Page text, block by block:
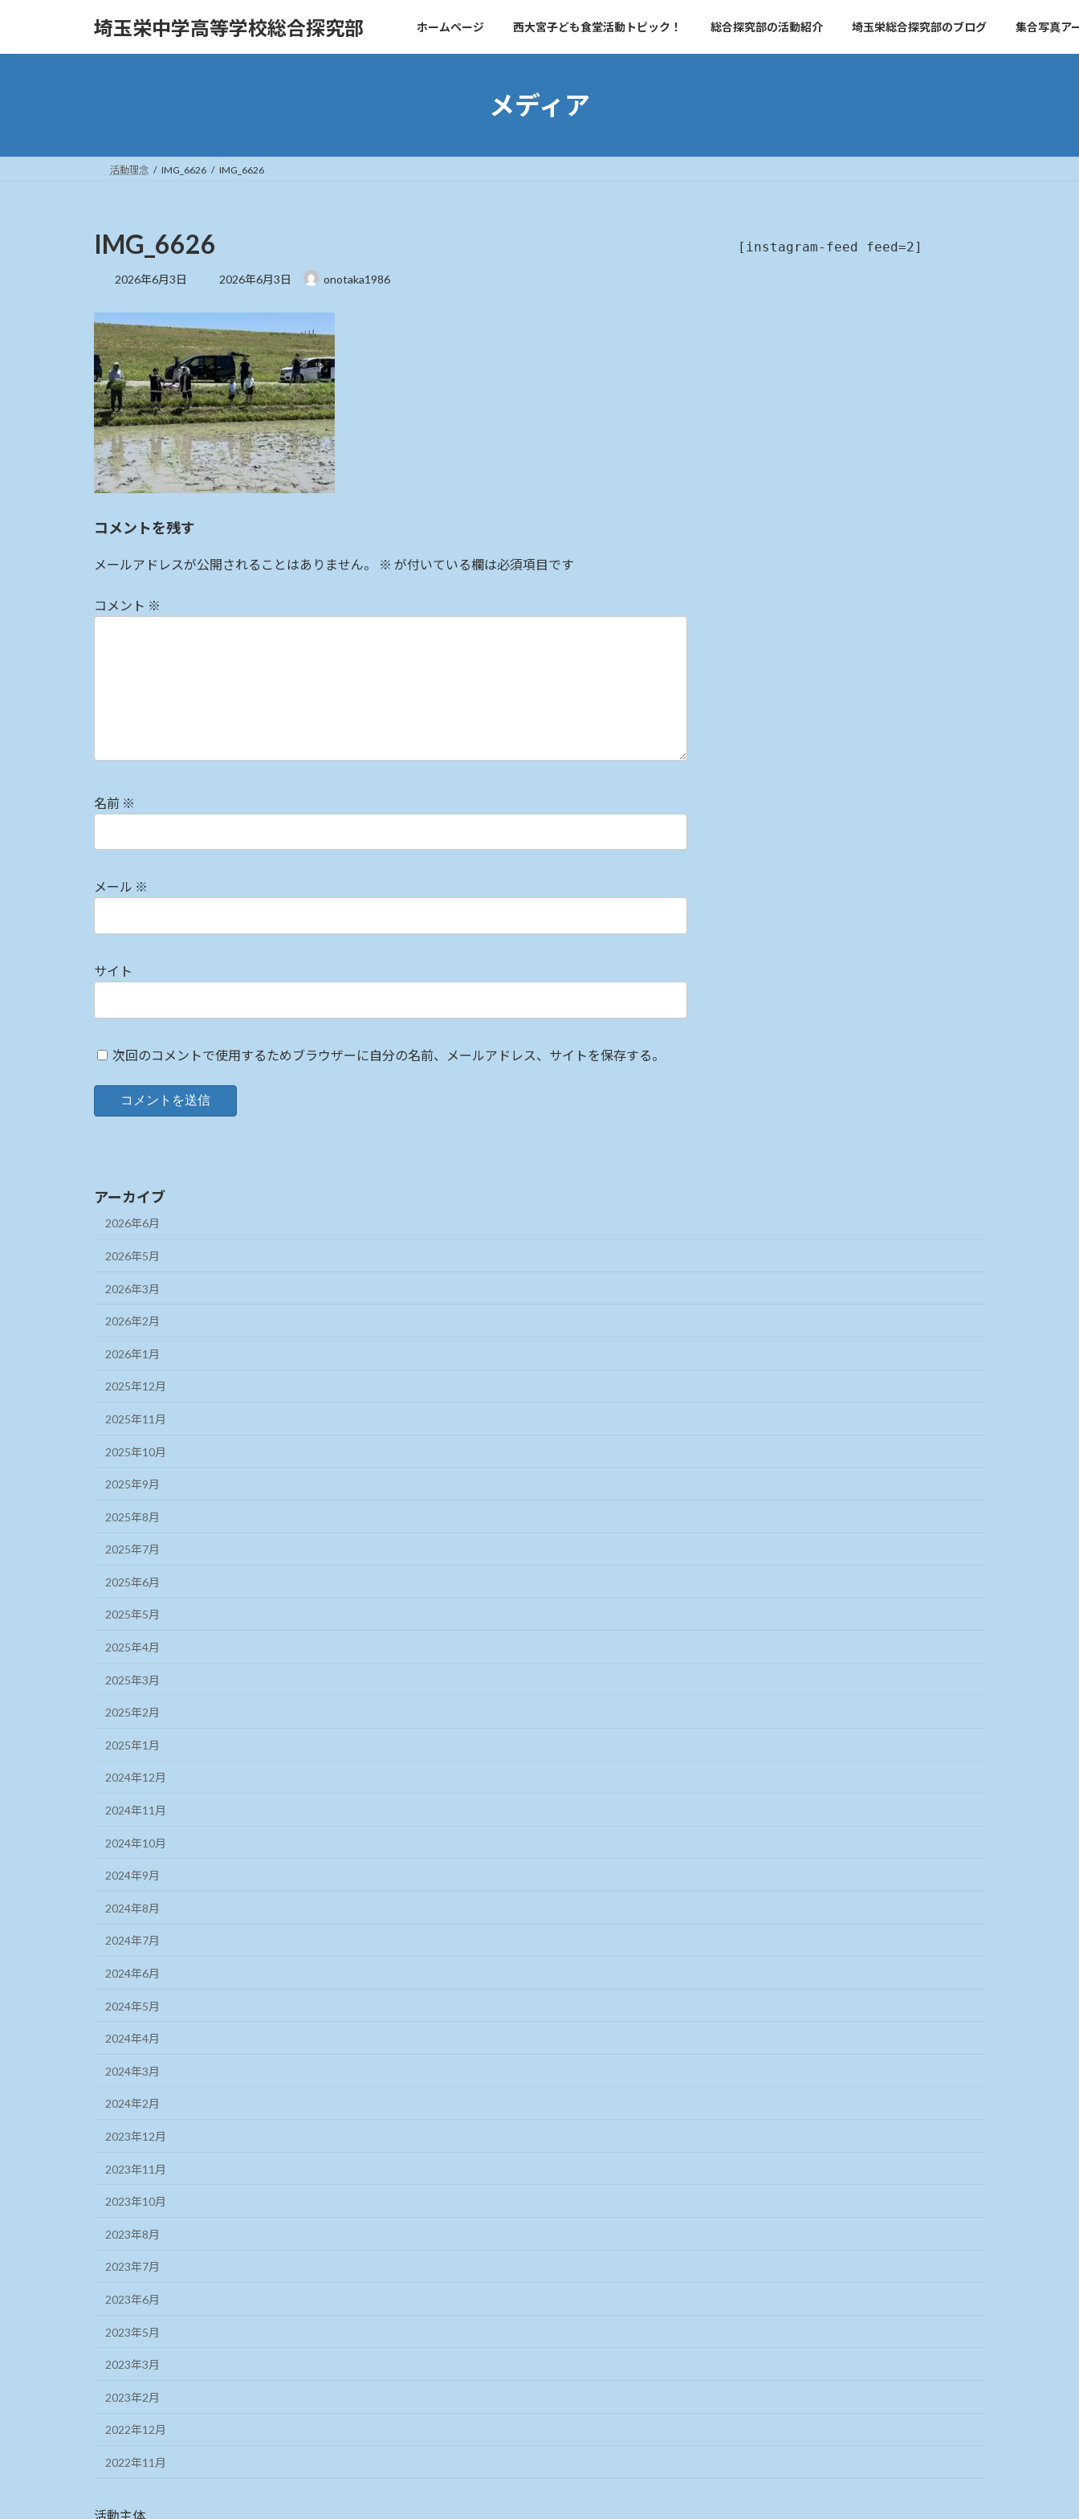
埼玉栄中学高等学校総合探究部 ホームページ 西大宮子ども食堂活動トピック！ 総合探究部の活動紹介 埼玉栄総合探究部のブログ 集合写真ア
メディア
活動理念 IMG_6626 IMG_6626
IMG_6626
2026年6月3日
最
日
時
:
2026年6月3日 onotaka1986
コメントを残す
メールアドレスが公開されることはありません。 ※ が付いている欄は必須項目です
コメント ※
名前 ※
メール ※
サイト
次回のコメントで使用するためブラウザーに自分の名前、メールアドレス、サイトを保存する。
[instagram-feed feed=2]
アーカイブ
2026年6月
2026年5月
2026年3月
2026年2月
2026年1月
2025年12月
2025年11月
2025年10月
2025年9月
2025年8月
2025年7月
2025年6月
2025年5月
2025年4月
2025年3月
2025年2月
2025年1月
2024年12月
2024年11月
2024年10月
2024年9月
2024年8月
2024年7月
2024年6月
2024年5月
2024年4月
2024年3月
2024年2月
2023年12月
2023年11月
2023年10月
2023年8月
2023年7月
2023年6月
2023年5月
2023年3月
2023年2月
2022年12月
2022年11月
活動主体